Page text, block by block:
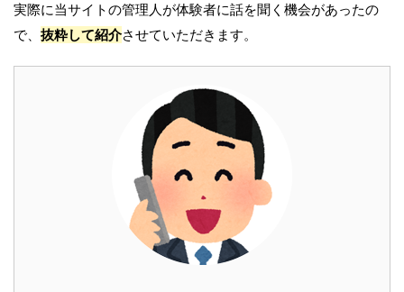
実際に当サイトの管理人が体験者に話を聞く機会があったの
で、 抜粋して紹介させていただきます。